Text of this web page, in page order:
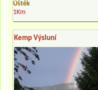
Úštěk
1Km
Kemp Výsluní